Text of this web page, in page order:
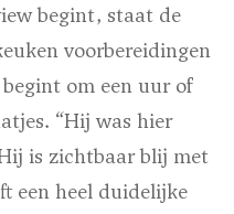
begint, staat de
voorbereidingen
om een uur of
“Hij was hier
is zichtbaar blij met
een heel duidelijke